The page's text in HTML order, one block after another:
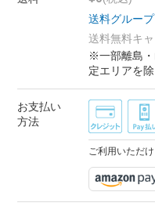
送料グループ
送料無料キ
※一部離島
定エリアを除
お支払い
方法
ご利用いただ